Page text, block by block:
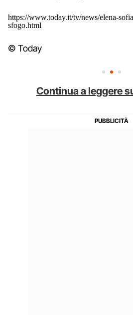
https://www.today.it/tv/news/elena-
sfogo.html
© Today
Continua a leggere